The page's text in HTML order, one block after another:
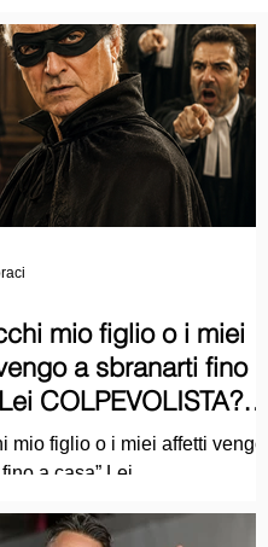
mio figlio o i miei
a sbranarti fino a
COLPEVOLISTA?
il piacere...
mio figlio o i miei affetti vengo
a casa” Lei